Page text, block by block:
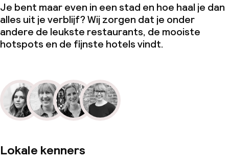
Je bent maar even in een stad en hoe haal je dan
alles uit je verblijf? Wij zorgen dat je onder
andere de leukste restaurants, de mooiste
hotspots en de fijnste hotels vindt.
Lokale kenners